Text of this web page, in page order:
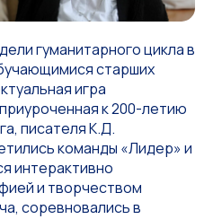
гуманитарного цикла в
старших
игра
к 200-летию
писателя К.Д.
команды «Лидер» и
интерактивно
и творчеством
соревновались в